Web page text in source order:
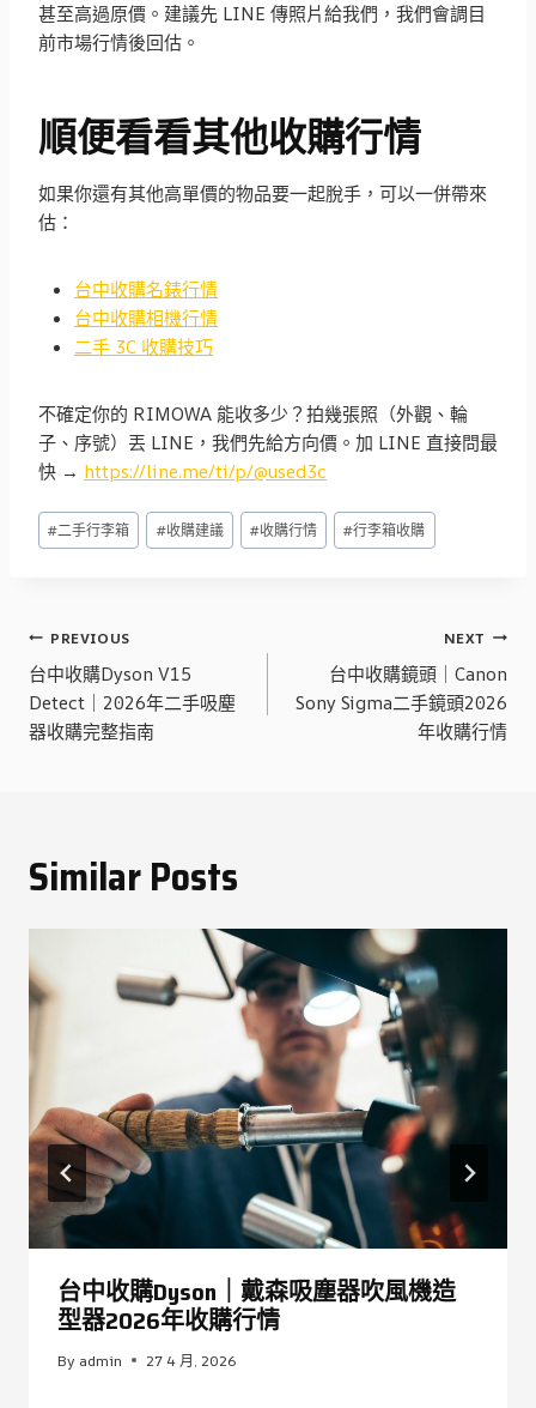
甚至高過原價。建議先 LINE 傳照片給我們，我們會調目
前市場行情後回估。
順便看看其他收購行情
如果你還有其他高單價的物品要一起脫手，可以一併帶來
估：
台中收購名錶行情
台中收購相機行情
二手 3C 收購技巧
不確定你的 RIMOWA 能收多少？拍幾張照（外觀、輪
子、序號）丟 LINE，我們先給方向價。加 LINE 直接問最
快 → https://line.me/ti/p/@used3c
Post
Tags:
#二手行李箱 #收購建議 #收購行情 #行李箱收購
文
章
導
PREVIOUS
台中收購Dyson V15
Detect｜2026年二手吸塵
器收購完整指南
NEXT
台中收購鏡頭｜Canon
Sony Sigma二手鏡頭2026
年收購行情
Similar Posts
台中收購Dyson｜戴森吸塵器吹風機造
型器2026年收購行情
By admin 27 4 月, 2026